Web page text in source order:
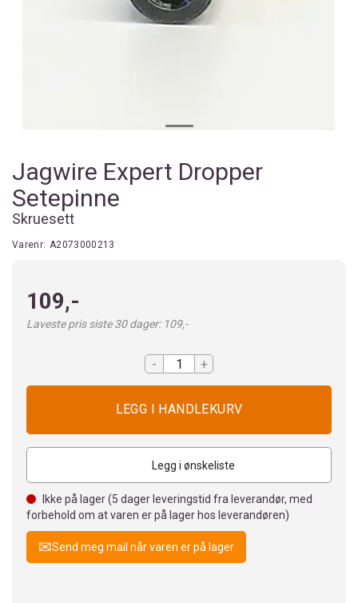
Jagwire Expert Dropper
Setepinne
Skruesett
Varenr: A2073000213
109,-
Laveste pris siste 30 dager: 109,-
- +
Legg i ønskeliste
Ikke på lager (5 dager leveringstid fra leverandør, med
forbehold om at varen er på lager hos leverandøren)
Send meg mail når varen er på lager